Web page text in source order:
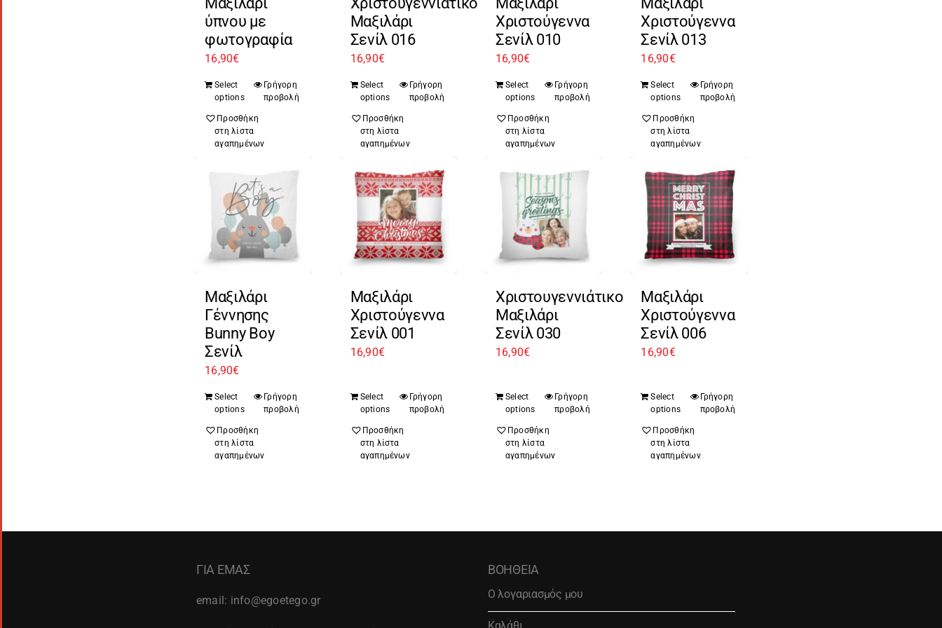
ύπνου με
φωτογραφία
16,90€
Select
options
Γρήγορη
προβολή
Προσθήκη
στη λίστα
αγαπημένων
Μαξιλάρι
Σενίλ 016
16,90€
Select
options
Γρήγορη
προβολή
Προσθήκη
στη λίστα
αγαπημένων
Χριστούγεννα
Σενίλ 010
16,90€
Select
options
Γρήγορη
προβολή
Προσθήκη
στη λίστα
αγαπημένων
Χριστούγεννα
Σενίλ 013
16,90€
Select
options
Γρήγορη
προβολή
Προσθήκη
στη λίστα
αγαπημένων
Μαξιλάρι
Γέννησης
Bunny Boy
Σενίλ
16,90€
Select
options
Γρήγορη
προβολή
Προσθήκη
στη λίστα
αγαπημένων
Μαξιλάρι
Χριστούγεννα
Σενίλ 001
16,90€
Select
options
Γρήγορη
προβολή
Προσθήκη
στη λίστα
αγαπημένων
Χριστουγεννιάτικο
Μαξιλάρι
Σενίλ 030
16,90€
Select
options
Γρήγορη
προβολή
Προσθήκη
στη λίστα
αγαπημένων
Μαξιλάρι
Χριστούγεννα
Σενίλ 006
16,90€
Select
options
Γρήγορη
προβολή
Προσθήκη
στη λίστα
αγαπημένων
ΓΙΑ ΕΜΑΣ
email: info@egoetego.gr
ΒΟΗΘΕΙΑ
Ο λογαριασμός μου